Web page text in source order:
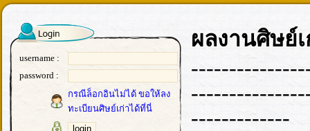
username :
password :
กรณีล็อกอินไม่ได้ ขอให้ลง
ทะเบียนศิษย์เก่าได้ที่นี่
ผลงานศิษย์
-------------